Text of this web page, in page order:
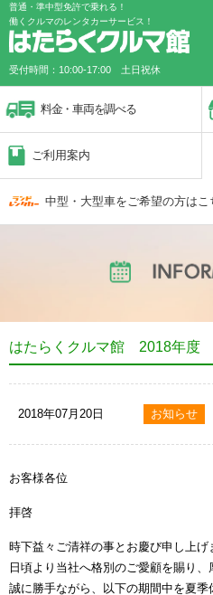
普通・準中型免許で乗れる！
働くクルマのレンタカーサービス！
受付時間：10:00-17:00 土日祝休
料金・車両を調べる
ご利用案内
中型・大型車をご希望の方はこ
はたらくクルマ館 2018年度
2018年07月20日 お知らせ
お客様各位
拝啓
時下益々ご清祥の事とお慶び申し上げ
日頃より当社へ格別のご愛顧を賜り、
誠に勝手ながら、以下の期間中を夏季